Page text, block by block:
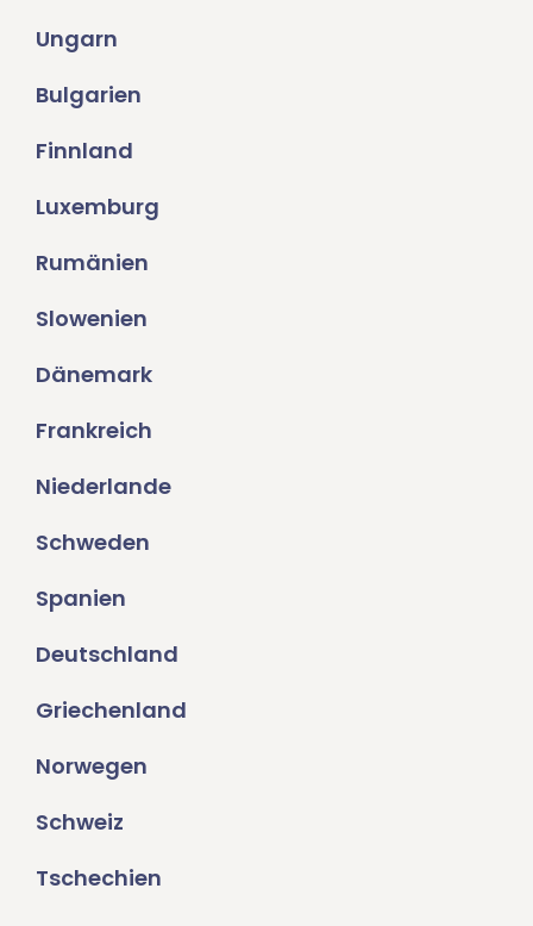
Ungarn
Bulgarien
Finnland
Luxemburg
Rumänien
Slowenien
Dänemark
Frankreich
Niederlande
Schweden
Spanien
Deutschland
Griechenland
Norwegen
Schweiz
Tschechien